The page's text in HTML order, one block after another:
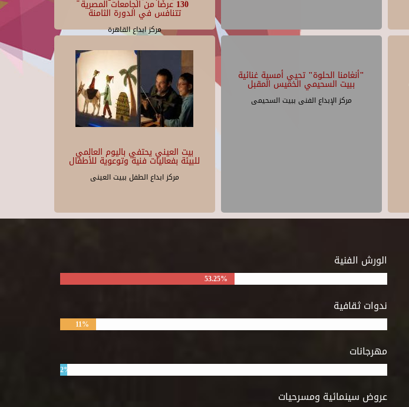
130 عرضًا من الجامعات المصرية
تتنافس في الدورة الثامنة
مركز ابداع القاهرة
بيت العيني يحتفي باليوم العالمي
للبيئة بفعاليات فنية وتوعوية للأطفال
مركز ابداع الطفل ببيت العينى
"أنغامنا الحلوة" تحيي أمسية غنائية
ببيت السحيمي الخميس المقبل
مركز الإبداع الفنى ببيت السحيمى
الورش الفنية
53.25%
ندوات ثقافية
11%
مهرجانات
2%
عروض سينمائية ومسرحيات